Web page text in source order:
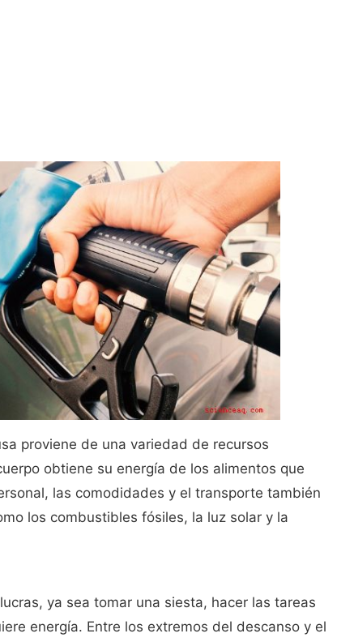
proviene de una variedad de recursos
obtiene su energía de los alimentos que
las comodidades y el transporte también
los combustibles fósiles, la luz solar y la
ya sea tomar una siesta, hacer las tareas
energía. Entre los extremos del descanso y el